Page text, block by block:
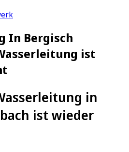
In Bergisch
ist
in
ist wieder